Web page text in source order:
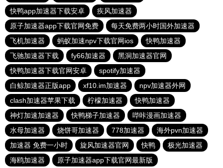
快鸭app加速器下载安卓
疾风加速器
原子加速器app下载官网免费
每天免费两小时国外加速器
飞机加速器
蚂蚁加速npv下载官网ios
快鸭加速器
飞驰加速器下载
fy66加速器
黑洞加速器官网
快鸭加速器下载官网安卓
spotify加速器
白鲸加速器正版app
xf10.im加速器
npv加速器外网
clash加速器苹果下载
柠檬加速器
快鸭加速器
神灯加速加速器
快鸭梯子加速器
哔咔漫画加速器
水母加速器
烧饼哥加速器 778加速器
海外pvn加速器
加速器 免费一小时
旋风加速器官网 快鸭
极光加速器
海鸥加速器
原子加速器app下载官网最新版